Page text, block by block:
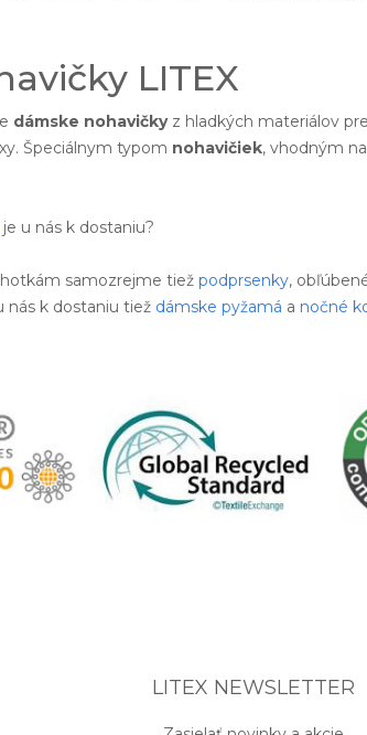
LITEX
dámske nohavičkyz hladkých materiálov
Špeciálnym typom nohavičiek, vhodným
je u nás k dostaniu?
samozrejme tiež podprsenky,
nás k dostaniu tiež dámske pyžamá a nočné
LITEX NEWSLETTER